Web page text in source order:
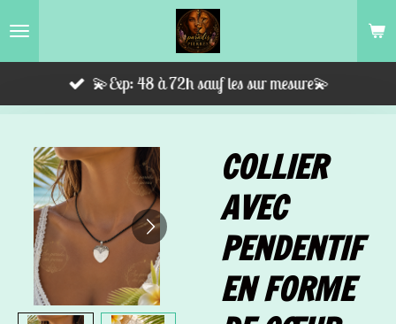
Passer
💫Exp: 48 à 72h sauf les sur mesure💫
COLLIER
AVEC
PENDENTIF
EN FORME